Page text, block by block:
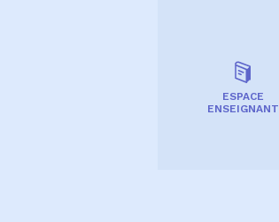
ESPACE
ENSEIGNANT